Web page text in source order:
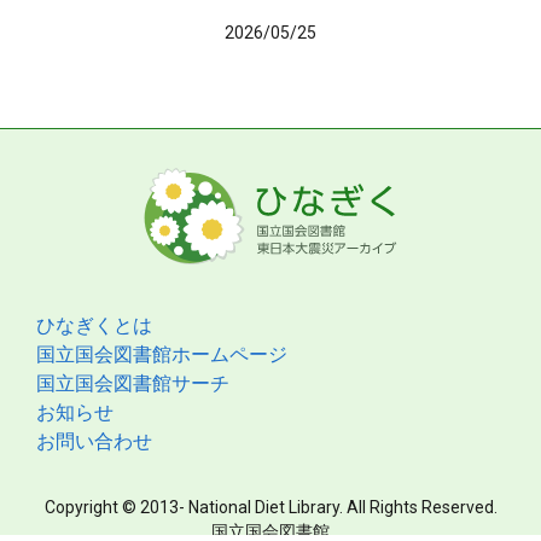
2026/05/25
ひなぎくとは
国立国会図書館ホームページ
国立国会図書館サーチ
お知らせ
お問い合わせ
Copyright © 2013- National Diet Library. All Rights Reserved.